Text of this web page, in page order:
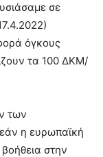
σε
όγκους
τα 100 ΔΚΜ/
των
η ευρωπαϊκή
στην